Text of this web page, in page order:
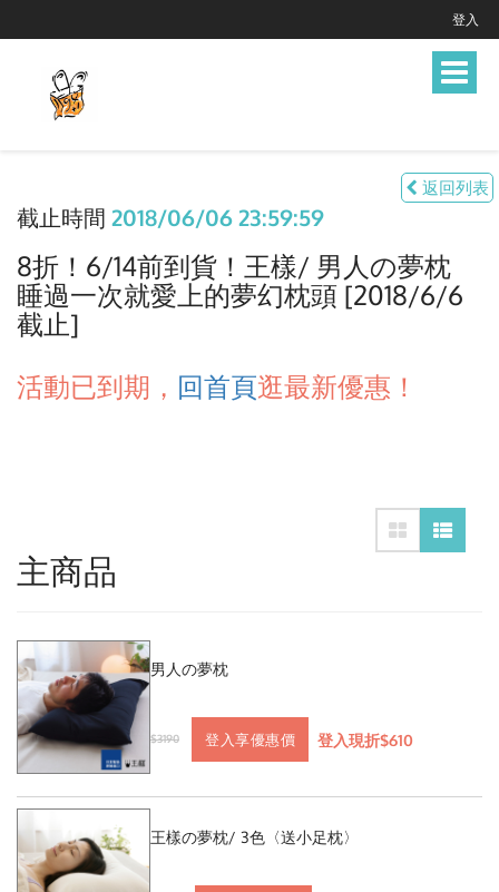
登入
Toggle
返回列表
截止時間 2018/06/06 23:59:59
8折！6/14前到貨！王樣/ 男人の夢枕
睡過一次就愛上的夢幻枕頭 [2018/6/6
截止]
活動已到期， 回首頁逛最新優惠！
主商品
男人の夢枕
$3190 登入享優惠價 登入現折$610
王樣の夢枕/ 3色〈送小足枕〉